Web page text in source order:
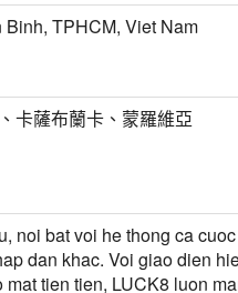
Binh, TPHCM, Viet Nam
卡薩布蘭卡、蒙羅維亞
noi bat voi he thong ca
dan khac. Voi giao dien
tien tien, LUCK8 luon